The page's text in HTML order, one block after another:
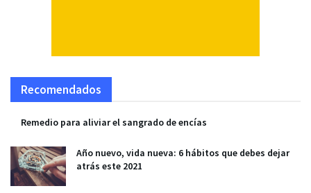
Recomendados
Remedio para aliviar el sangrado de encías
Año nuevo, vida nueva: 6 hábitos que debes dejar
atrás este 2021